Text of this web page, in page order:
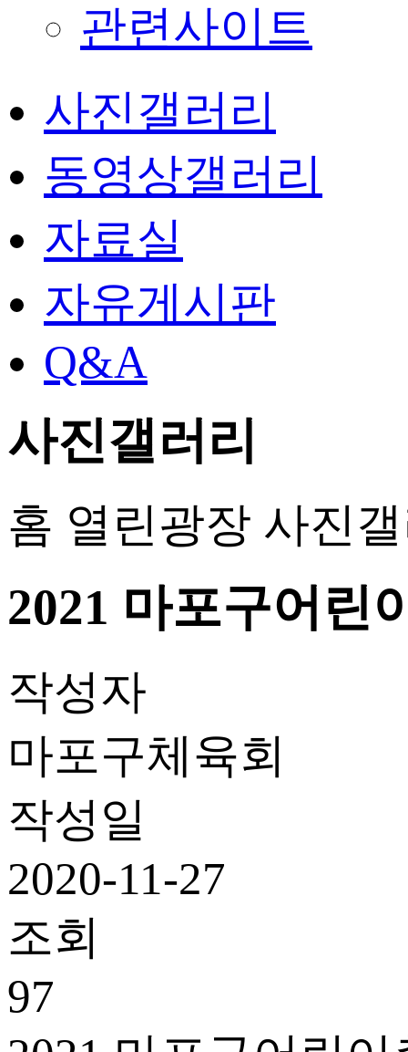
관련사이트
사진갤러리
동영상갤러리
자료실
자유게시판
Q&A
사진갤러리
홈 열린광장 사진
2021 마포구어린
작성자
마포구체육회
작성일
2020-11-27
조회
97